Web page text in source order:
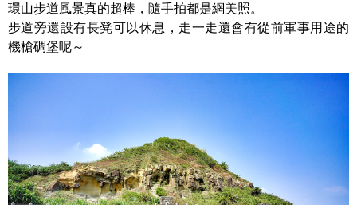
環山步道風景真的超棒，隨手拍都是網美照。
步道旁還設有長凳可以休息，走一走還會有從前軍事用途的
機槍碉堡呢～